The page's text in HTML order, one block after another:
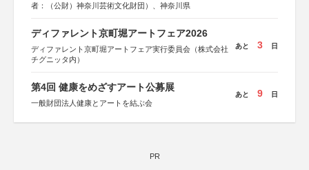
者：（公財）神奈川芸術文化財団）、神奈川県
ディファレント京町堀アートフェア2026
ディファレント京町堀アートフェア実行委員会（株式会社
チグニッタ内）
あと 3 日
第4回 健康をめざすアート公募展
一般財団法人健康とアートを結ぶ会
あと 9 日
PR